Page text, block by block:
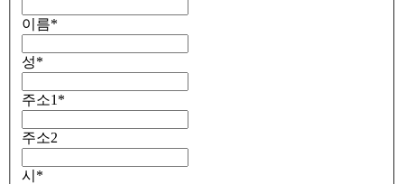
이름*
성*
주소1 *
주소2
시 *